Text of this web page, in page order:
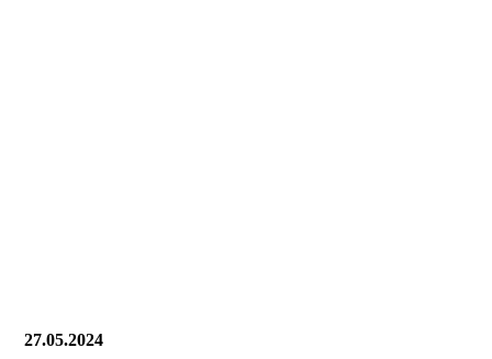
27.05.2024